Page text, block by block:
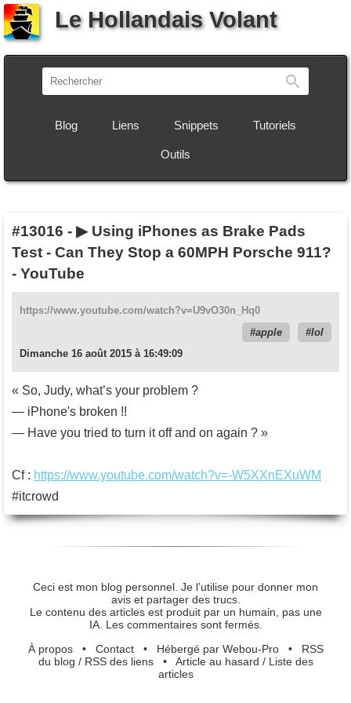
Le Hollandais Volant
Blog Liens Snippets Tutoriels
Outils
#13016 - ▶ Using iPhones as Brake Pads
Test - Can They Stop a 60MPH Porsche 911?
- YouTube
https://www.youtube.com/watch?v=U9vO30n_Hq0
apple
lol
Dimanche 16 août 2015 à 16:49:09
« So, Judy, what’s your problem ?
— iPhone's broken !!
— Have you tried to turn it off and on again ? »
Cf : https://www.youtube.com/watch?v=-W5XXnEXuWM
#itcrowd
Ceci est mon blog personnel. Je l’utilise pour donner mon
avis et partager des trucs.
Le contenu des articles est produit par un humain, pas une
IA. Les commentaires sont fermés.
À propos• Contact• Hébergé par Webou-Pro• RSS
du blog / RSS des liens• Article au hasard / Liste des
articles